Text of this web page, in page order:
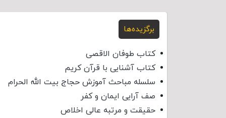
برگزیده‌ها
کتاب طوفان الاقصی
کتاب آشنایی با قرآن کریم
سلسله مباحث آموزش حجاج بیت الله الحرام
صف آرایی ایمان و کفر
حقیقت و مرتبه عالی اخلاص